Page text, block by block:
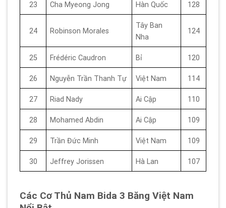
23 Cha Myeong Jong Hàn Quốc 128
24 Robinson Morales
Tây Ban
Nha
124
25 Frédéric Caudron Bỉ 120
26 Nguyễn Trần Thanh Tự Việt Nam 114
27 Riad Nady Ai Cập 110
28 Mohamed Abdin Ai Cập 109
29 Trần Đức Minh Việt Nam 109
30 Jeffrey Jorissen Hà Lan 107
Các Cơ Thủ Nam Bida 3 Băng Việt Nam